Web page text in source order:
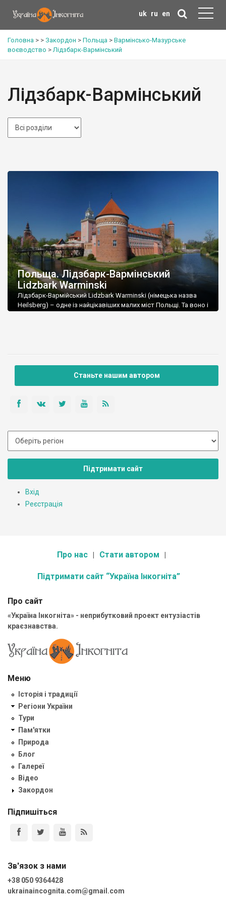
uk ru en
Головна > > Закордон > Польща > Вармінсько-Мазурське
воєводство >Лідзбарк-Вармінський
Лідзбарк-Вармінський
Польща. Лідзбарк-Вармінський
Lidzbark Warminski
Лідзбарк-Вармійський Lidzbark Warminski (німецька назва
Heilsberg) – одне із найцікавіших малих міст Польщі. Та воно і
когось залежала, зберігаючи автономію. […]
Станьте нашим автором
Підтримати сайт
Вхід
Реєстрація
Про нас Стати автором
Підтримати сайт “Україна Інкогніта”
Про сайт
«Україна Інкогніта» - неприбутковий проект ентузіастів
краєзнавства.
Меню
Історія і традиції
Регіони України
Тури
Пам'ятки
Природа
Блог
Галереї
Відео
Закордон
Підпишіться
Зв'язок з нами
+38 050 9364428
ukrainaincognita.com@gmail.com